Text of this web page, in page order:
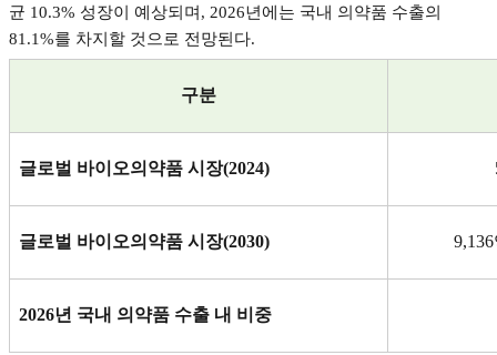
균 10.3% 성장이 예상되며 , 2026년에는 국내 의약품 수출의
81.1%를 차지할 것으로 전망된다.
구분
글로벌 바이오의약품 시장(2024)
글로벌 바이오의약품 시장(2030) 9,136
2026년 국내 의약품 수출 내 비중